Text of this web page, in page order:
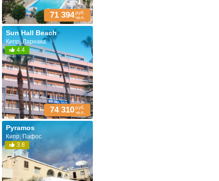
71 394руб.
чел.
Sun Hall Beach
Кипр, Ларнака
4.4
74 310руб.
чел.
Pyramos
Кипр, Пафос
3.8